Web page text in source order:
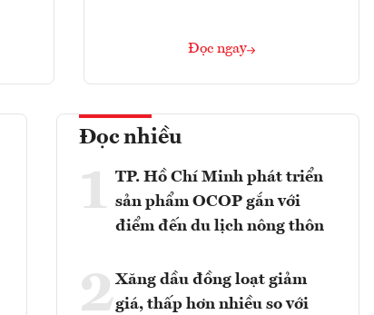
Đọc ngay
Đọc nhiều
1 TP. Hồ Chí Minh phát triển
sản phẩm OCOP gắn với
điểm đến du lịch nông thôn
2Xăng dầu đồng loạt giảm
giá, thấp hơn nhiều so với